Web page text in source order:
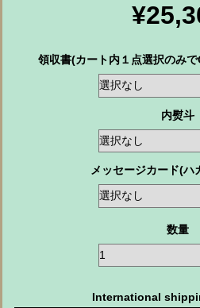
領収書(カート内１点選択のみ
内熨斗
メッセージカード(ハ
数量
International